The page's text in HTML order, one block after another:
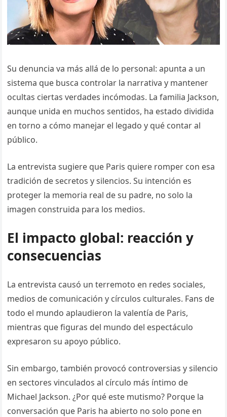
Su denuncia va más allá de lo personal: apunta a un
sistema que busca controlar la narrativa y mantener
ocultas ciertas verdades incómodas. La familia Jackson,
aunque unida en muchos sentidos, ha estado dividida
en torno a cómo manejar el legado y qué contar al
público.
La entrevista sugiere que Paris quiere romper con esa
tradición de secretos y silencios. Su intención es
proteger la memoria real de su padre, no solo la
imagen construida para los medios.
El impacto global: reacción y
consecuencias
La entrevista causó un terremoto en redes sociales,
medios de comunicación y círculos culturales. Fans de
todo el mundo aplaudieron la valentía de Paris,
mientras que figuras del mundo del espectáculo
expresaron su apoyo público.
Sin embargo, también provocó controversias y silencio
en sectores vinculados al círculo más íntimo de
Michael Jackson. ¿Por qué este mutismo? Porque la
conversación que Paris ha abierto no solo pone en